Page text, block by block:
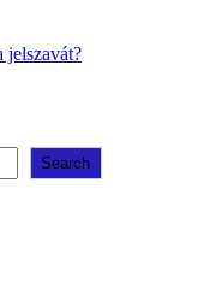
jelszavát?
Search